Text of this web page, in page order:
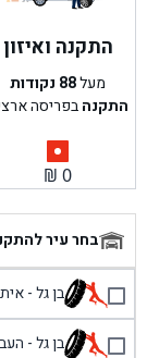
התקנה ואיזון
מעל88 נקודות
התקנהבפריסה
₪ 0
בחר עיר
בן גל - איתן 4, ירושלים -
בן גל - העבודה 20,